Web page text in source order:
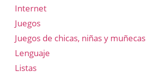
Internet
Juegos
Juegos de chicas, niñas y muñecas
Lenguaje
Listas